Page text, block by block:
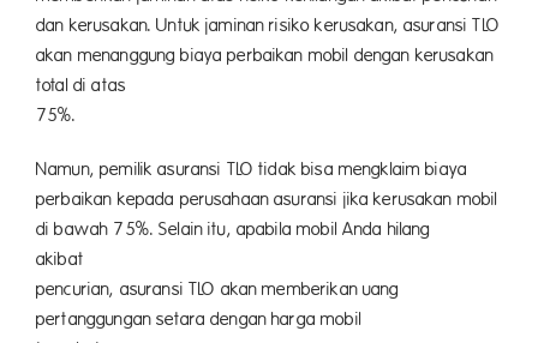
dan kerusakan. Untuk jaminan risiko kerusakan, asuransi TLO
akan menanggung biaya perbaikan mobil dengan kerusakan
total di atas
Namun, pemilik asuransi TLO tidak bisa mengklaim biaya
perbaikan kepada perusahaan asuransi jika kerusakan mobil
di bawah 75%. Selain itu, apabila mobil Anda hilang
pencurian, asuransi TLO akan memberikan uang
pertanggungan setara dengan harga mobil